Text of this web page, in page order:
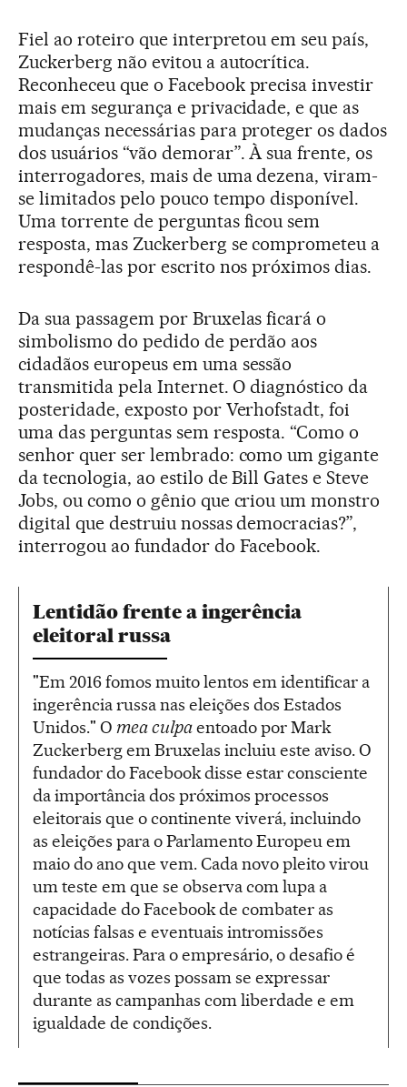
Fiel ao roteiro que interpretou em seu país,
Zuckerberg não evitou a autocrítica.
Reconheceu que o Facebook precisa investir
mais em segurança e privacidade, e que as
mudanças necessárias para proteger os dados
dos usuários “vão demorar”. À sua frente, os
interrogadores, mais de uma dezena, viram-
se limitados pelo pouco tempo disponível.
Uma torrente de perguntas ficou sem
resposta, mas Zuckerberg se comprometeu a
respondê-las por escrito nos próximos dias.
Da sua passagem por Bruxelas ficará o
simbolismo do pedido de perdão aos
cidadãos europeus em uma sessão
transmitida pela Internet. O diagnóstico da
posteridade, exposto por Verhofstadt, foi
uma das perguntas sem resposta. “Como o
senhor quer ser lembrado: como um gigante
da tecnologia, ao estilo de Bill Gates e Steve
Jobs, ou como o gênio que criou um monstro
digital que destruiu nossas democracias?”,
interrogou ao fundador do Facebook.
Lentidão frente a ingerência
eleitoral russa
"Em 2016 fomos muito lentos em identificar a
ingerência russa nas eleições dos Estados
Unidos." O mea culpaentoado por Mark
Zuckerberg em Bruxelas incluiu este aviso. O
fundador do Facebook disse estar consciente
da importância dos próximos processos
eleitorais que o continente viverá, incluindo
as eleições para o Parlamento Europeu em
maio do ano que vem. Cada novo pleito virou
um teste em que se observa com lupa a
capacidade do Facebook de combater as
notícias falsas e eventuais intromissões
estrangeiras. Para o empresário, o desafio é
que todas as vozes possam se expressar
durante as campanhas com liberdade e em
igualdade de condições.